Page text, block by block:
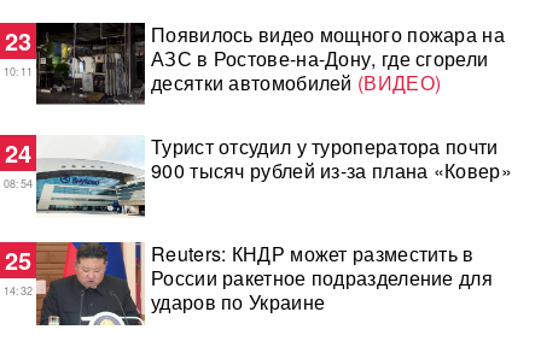
23
10:11
Появилось видео мощного пожара на
АЗС в Ростове-на-Дону, где сгорели
десятки автомобилей (ВИДЕО)
24
08:54
Турист отсудил у туроператора почти
900 тысяч рублей из-за плана «Ковер»
25
14:32
Reuters: КНДР может разместить в
России ракетное подразделение для
ударов по Украине